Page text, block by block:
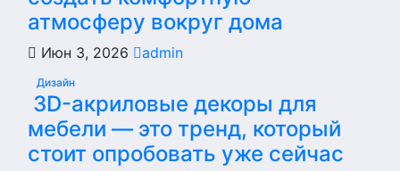
атмосферу вокруг дома
Июн 3, 2026 admin
Дизайн
3D-акриловые декоры для
мебели — это тренд, который
стоит опробовать уже сейчас